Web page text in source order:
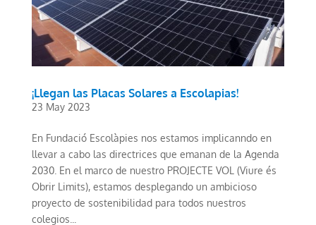
¡Llegan las Placas Solares a Escolapias!
23 May 2023
En Fundació Escolàpies nos estamos implicanndo en
llevar a cabo las directrices que emanan de la Agenda
2030. En el marco de nuestro PROJECTE VOL (Viure és
Obrir Limits), estamos desplegando un ambicioso
proyecto de sostenibilidad para todos nuestros
colegios...